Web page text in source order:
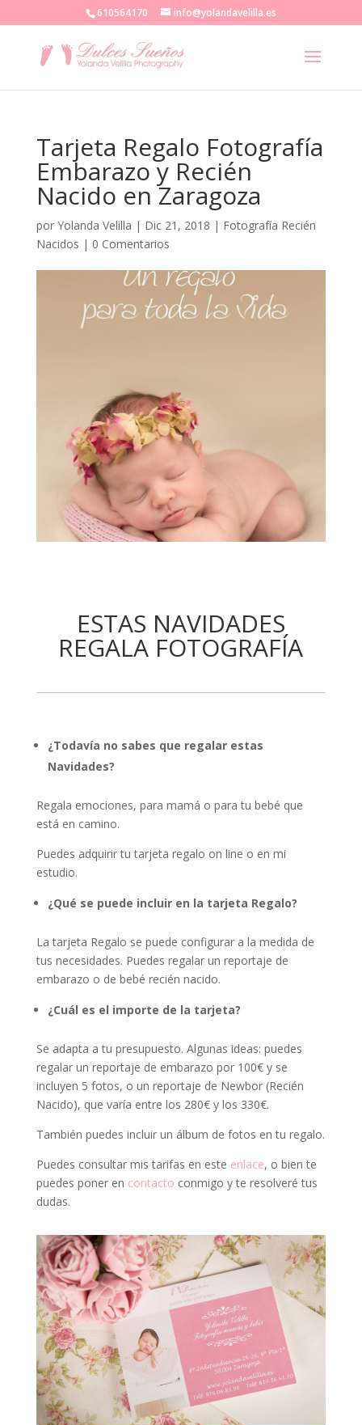
610564170 info@yolandavelilla.es
Tarjeta Regalo Fotografía
Embarazo y Recién
Nacido en Zaragoza
por Yolanda Velilla | Dic 21, 2018 | Fotografía Recién
Nacidos | 0 Comentarios
ESTAS NAVIDADES
REGALA FOTOGRAFÍA
¿Todavía no sabes que regalar estas
Navidades?
Regala emociones, para mamá o para tu bebé que
está en camino.
Puedes adquirir tu tarjeta regalo on line o en mi
estudio.
¿Qué se puede incluir en la tarjeta Regalo?
La tarjeta Regalo se puede configurar a la medida de
tus necesidades. Puedes regalar un reportaje de
embarazo o de bebé recién nacido.
¿Cuál es el importe de la tarjeta?
Se adapta a tu presupuesto. Algunas ideas: puedes
regalar un reportaje de embarazo por 100€ y se
incluyen 5 fotos, o un reportaje de Newbor (Recién
Nacido), que varía entre los 280€ y los 330€.
También puedes incluir un álbum de fotos en tu regalo.
Puedes consultar mis tarifas en este enlace, o bien te
puedes poner en contacto conmigo y te resolveré tus
dudas.